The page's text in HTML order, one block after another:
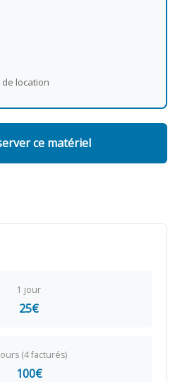
location
ce matériel
1 jour
25€
(4 facturés)
100€